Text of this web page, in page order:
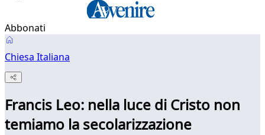
Abbonati
Chiesa Italiana
Francis Leo: nella luce di Cristo non
temiamo la secolarizzazione